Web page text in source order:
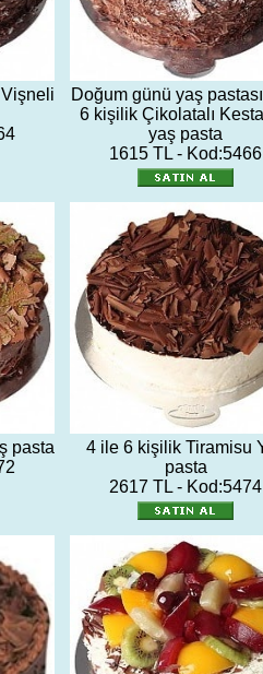
Doğum günü yaş
6 kişilik Çikolatalı
yaş pasta
1615 TL - Kod:5466
pasta
4 ile 6 kişilik Tiramisu
pasta
2617 TL - Kod:5474